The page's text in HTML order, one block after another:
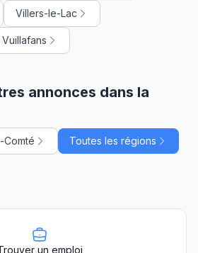
Villers-le-Lac
Vuillafans
annonces dans la
Comté Toutes les régions
un emploi